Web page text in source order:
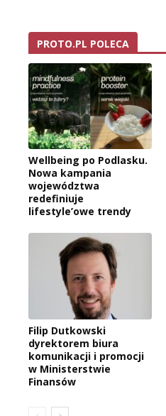
PROTO.PL POLECA
Wellbeing po Podlasku.
Nowa kampania
województwa
redefiniuje
lifestyle’owe trendy
Filip Dutkowski
dyrektorem biura
komunikacji i promocji
w Ministerstwie
Finansów